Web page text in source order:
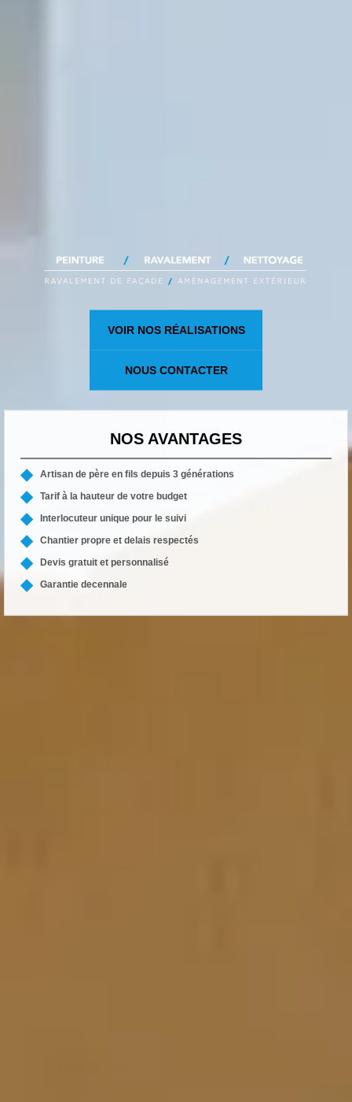
VOIR NOS RÉALISATIONS
NOUS CONTACTER
NOS AVANTAGES
Artisan de père en fils depuis 3 générations
Tarif à la hauteur de votre budget
Interlocuteur unique pour le suivi
Chantier propre et delais respectés
Devis gratuit et personnalisé
Garantie decennale